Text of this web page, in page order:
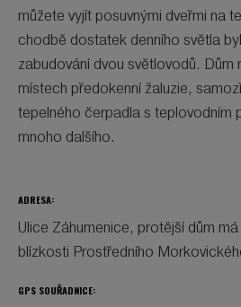
můžete vyjít posuvnými dveřmi na
chodbě dostatek denního světla
zabudování dvou světlovodů. Dům
místech předokenní žaluzie,
tepelného čerpadla s teplovodním
mnoho dalšího.
ADRESA:
Ulice Záhumenice, protější dům
blízkosti Prostředního
GPS SOUŘADNICE: